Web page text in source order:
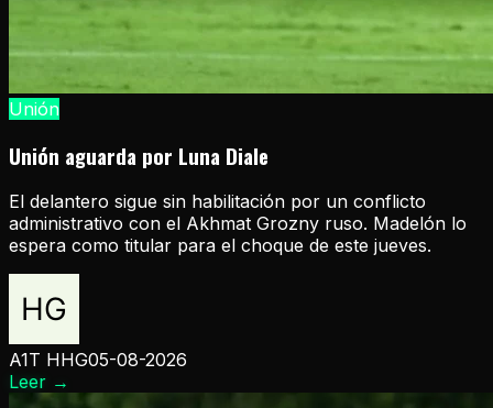
Unión
Unión aguarda por Luna Diale
El delantero sigue sin habilitación por un conflicto
administrativo con el Akhmat Grozny ruso. Madelón lo
espera como titular para el choque de este jueves.
A1T HHG05-08-2026
Leer →